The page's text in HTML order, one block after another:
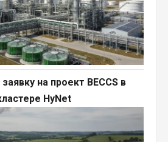
на проект BECCS в
HyNet